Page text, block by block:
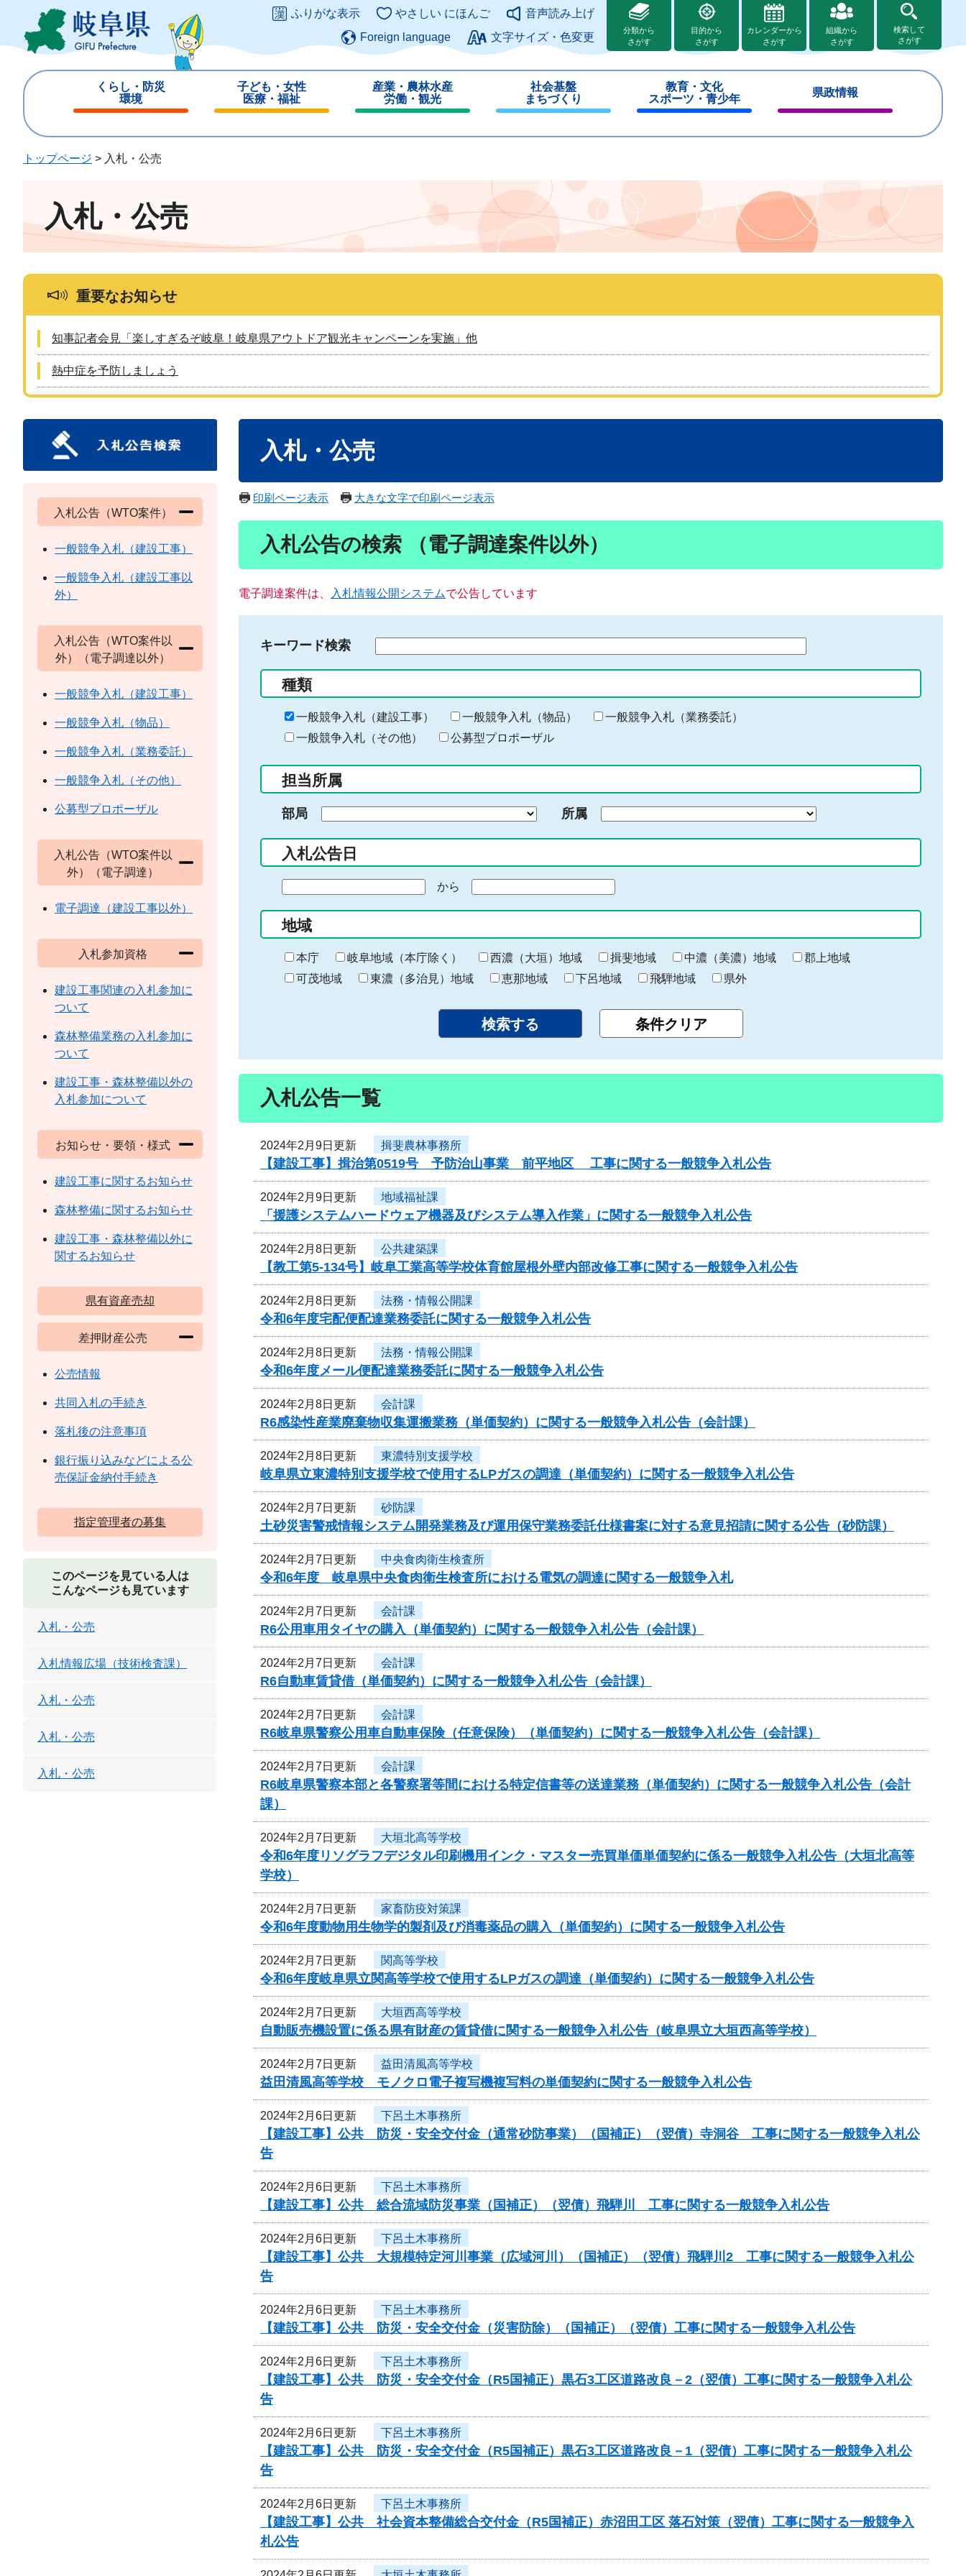
ジ
ュ
このページの本文へ
ふりがな表示 やさしい にほんご
音声読み上げ
Foreign language
文字サイズ・色変更
分類から
さがす
目的から
さがす
カレンダーから
さがす
組織から
さがす
検索して
さがす
くらし・防災
環境
じ
子ども・女性
医療・福祉
じ
産業・農林水産
労働・観光
じ
社会基盤
まちづくり
じ
教育・文化
スポーツ・青少年
じ
県政情報
じ
トップページ > 入札・公売
入札・公売
重要なお知らせ
知事記者会見「楽しすぎるぞ岐阜！岐阜県アウトドア観光キャンペーンを実施」他
熱中症を予防しましょう
入札・公売
印刷ページ表示 大きな文字で印刷ページ表示
入札公告の検索 （電子調達案件以外）
電子調達案件は、 入札情報公開システムで公告しています
キーワード検索
る
キ
ー
ー
入
力
種類
一般競争入札（建設工事） 一般競争入札（物品）
一般競争入札（業務委託）
一般競争入札（その他）
公募型プロポーザル
担当所属
部局 所属
入札公告日
の
始
ま
り
から
終
わ
り
地域
本庁 岐阜地域（本庁除く） 西濃（大垣）地域 揖斐地域 中濃（美濃）地域
郡上地域
可茂地域
東濃（多治見）地域 恵那地域 下呂地域 飛騨地域 県外
入札公告一覧
2024年2月9日更新 揖斐農林事務所
【建設工事】揖治第0519号 予防治山事業 前平地区 工事に関する一般競争入札公告
2024年2月9日更新 地域福祉課
「援護システムハードウェア機器及びシステム導入作業」に関する一般競争入札公告
2024年2月8日更新 公共建築課
【教工第5-134号】岐阜工業高等学校体育館屋根外壁内部改修工事に関する一般競争入札公告
2024年2月8日更新 法務・情報公開課
令和6年度宅配便配達業務委託に関する一般競争入札公告
2024年2月8日更新 法務・情報公開課
令和6年度メール便配達業務委託に関する一般競争入札公告
2024年2月8日更新 会計課
R6感染性産業廃棄物収集運搬業務（単価契約）に関する一般競争入札公告（会計課）
2024年2月8日更新 東濃特別支援学校
岐阜県立東濃特別支援学校で使用するLPガスの調達（単価契約）に関する一般競争入札公告
2024年2月7日更新 砂防課
土砂災害警戒情報システム開発業務及び運用保守業務委託仕様書案に対する意見招請に関する公告（砂防課）
2024年2月7日更新 中央食肉衛生検査所
令和6年度 岐阜県中央食肉衛生検査所における電気の調達に関する一般競争入札
2024年2月7日更新 会計課
R6公用車用タイヤの購入（単価契約）に関する一般競争入札公告（会計課）
2024年2月7日更新 会計課
R6自動車賃貸借（単価契約）に関する一般競争入札公告（会計課）
2024年2月7日更新 会計課
R6岐阜県警察公用車自動車保険（任意保険）（単価契約）に関する一般競争入札公告（会計課）
2024年2月7日更新 会計課
R6岐阜県警察本部と各警察署等間における特定信書等の送達業務（単価契約）に関する一般競争入札公告（会計
課）
2024年2月7日更新 大垣北高等学校
令和6年度リソグラフデジタル印刷機用インク・マスター売買単価単価契約に係る一般競争入札公告（大垣北高等
学校）
2024年2月7日更新 家畜防疫対策課
令和6年度動物用生物学的製剤及び消毒薬品の購入（単価契約）に関する一般競争入札公告
2024年2月7日更新 関高等学校
令和6年度岐阜県立関高等学校で使用するLPガスの調達（単価契約）に関する一般競争入札公告
2024年2月7日更新 大垣西高等学校
自動販売機設置に係る県有財産の賃貸借に関する一般競争入札公告（岐阜県立大垣西高等学校）
2024年2月7日更新 益田清風高等学校
益田清風高等学校 モノクロ電子複写機複写料の単価契約に関する一般競争入札公告
2024年2月6日更新 下呂土木事務所
【建設工事】公共 防災・安全交付金（通常砂防事業）（国補正）（翌債）寺洞谷 工事に関する一般競争入札公
告
2024年2月6日更新 下呂土木事務所
【建設工事】公共 総合流域防災事業（国補正）（翌債）飛騨川 工事に関する一般競争入札公告
2024年2月6日更新 下呂土木事務所
【建設工事】公共 大規模特定河川事業（広域河川）（国補正）（翌債）飛騨川2 工事に関する一般競争入札公
告
2024年2月6日更新 下呂土木事務所
【建設工事】公共 防災・安全交付金（災害防除）（国補正）（翌債）工事に関する一般競争入札公告
2024年2月6日更新 下呂土木事務所
【建設工事】公共 防災・安全交付金（R5国補正）黒石3工区道路改良－2（翌債）工事に関する一般競争入札公
告
2024年2月6日更新 下呂土木事務所
【建設工事】公共 防災・安全交付金（R5国補正）黒石3工区道路改良－1（翌債）工事に関する一般競争入札公
告
2024年2月6日更新 下呂土木事務所
【建設工事】公共 社会資本整備総合交付金（R5国補正）赤沼田工区 落石対策（翌債）工事に関する一般競争入
札公告
入札公告（WTO案件）
一般競争入札（建設工事）
一般競争入札（建設工事以
外）
入札公告（WTO案件以
外）（電子調達以外）
一般競争入札（建設工事）
一般競争入札（物品）
一般競争入札（業務委託）
一般競争入札（その他）
公募型プロポーザル
入札公告（WTO案件以
外）（電子調達）
電子調達（建設工事以外）
入札参加資格
建設工事関連の入札参加に
ついて
森林整備業務の入札参加に
ついて
建設工事・森林整備以外の
入札参加について
お知らせ・要領・様式
建設工事に関するお知らせ
森林整備に関するお知らせ
建設工事・森林整備以外に
関するお知らせ
県有資産売却
差押財産公売
公売情報
共同入札の手続き
落札後の注意事項
銀行振り込みなどによる公
売保証金納付手続き
指定管理者の募集
このページを見ている人は
こんなページも見ています
入札・公売
入札情報広場（技術検査課）
入札・公売
入札・公売
入札・公売